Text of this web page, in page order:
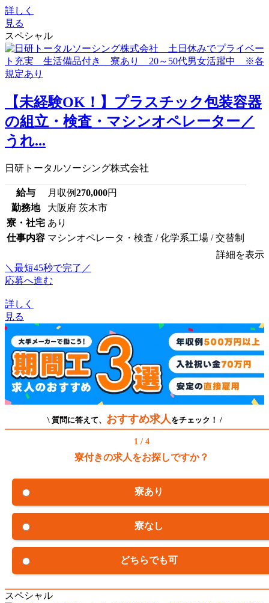
詳しく
見る
スペシャル
【未経験OK！】プラスチック包装容器
の組立・検査・マシンオペレーター／
うれ...
日研トータルソーシング株式会社
給与 月収例270,000円
勤務地
大阪府 茨木市
寮・社宅 あり
仕事内容 マシンオペレータ・検査 / 化学系工場 / 交替制
詳細を表示
＼最短45秒で完了／
応募へ進む
詳しく
見る
\ 質問に答えて、 おすすめ求人 をチェック！ /
1 / 4
寮付きの求人をお探しですか？
寮あり
寮なし
どちらでも可
スペシャル